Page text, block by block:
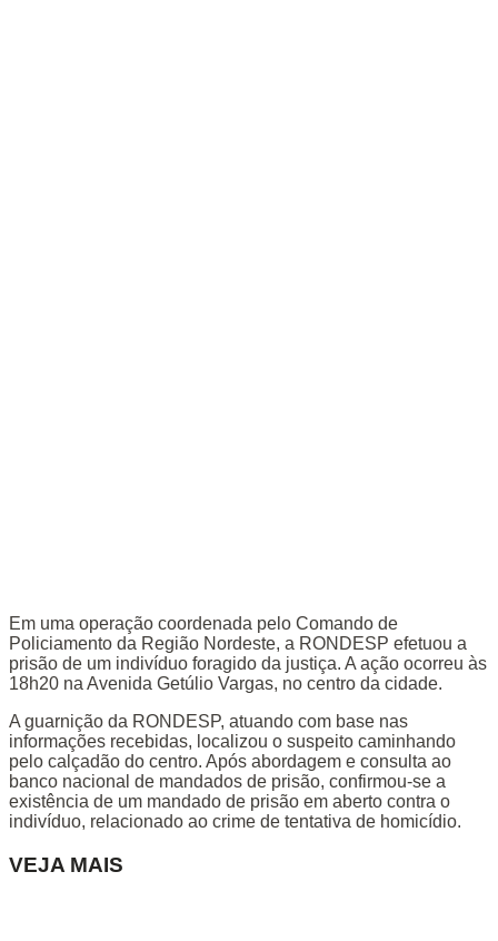
Em uma operação coordenada pelo Comando de
Policiamento da Região Nordeste, a RONDESP efetuou a
prisão de um indivíduo foragido da justiça. A ação ocorreu às
18h20 na Avenida Getúlio Vargas, no centro da cidade.
A guarnição da RONDESP, atuando com base nas
informações recebidas, localizou o suspeito caminhando
pelo calçadão do centro. Após abordagem e consulta ao
banco nacional de mandados de prisão, confirmou-se a
existência de um mandado de prisão em aberto contra o
indivíduo, relacionado ao crime de tentativa de homicídio.
VEJA MAIS